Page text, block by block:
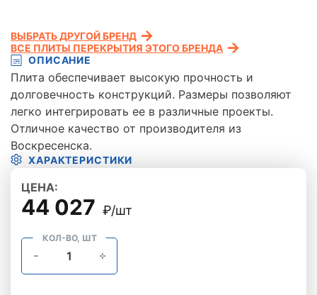
ОПИСАНИЕ
Плита обеспечивает высокую прочность и
долговечность конструкций. Размеры позволяют
легко интегрировать ее в различные проекты.
Отличное качество от производителя из
Воскресенска.
ХАРАКТЕРИСТИКИ
ВЫБРАТЬ ДРУГОЙ БРЕНД
ВСЕ ПЛИТЫ ПЕРЕКРЫТИЯ ЭТОГО БРЕНДА
ЦЕНА:
44 027 ₽/шт
КОЛ-ВО, ШТ